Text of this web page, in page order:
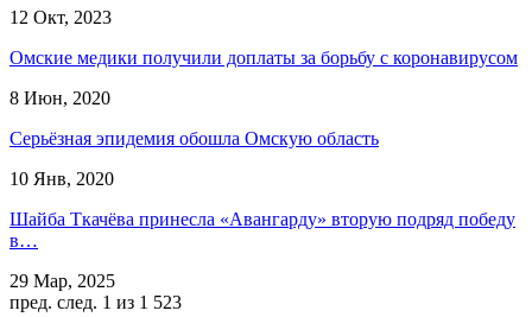
12 Окт, 2023
Омские медики получили доплаты за борьбу с коронавирусом
8 Июн, 2020
Серьёзная эпидемия обошла Омскую область
10 Янв, 2020
Шайба Ткачёва принесла «Авангарду» вторую подряд победу
в…
29 Мар, 2025
пред. след. 1 из 1 523